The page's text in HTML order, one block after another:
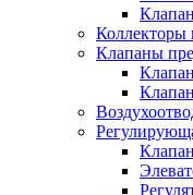
Коллекторы
Клапаны